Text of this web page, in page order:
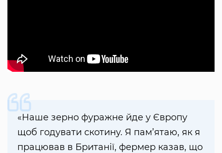
«Наше зерно фуражне йде у Європу
щоб годувати скотину. Я пам’ятаю, як я
працював в Британії, фермер казав, що